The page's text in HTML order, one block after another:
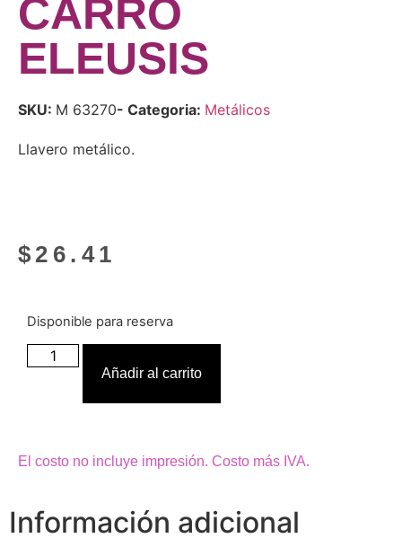
CARRO
ELEUSIS
SKU: M 63270- Categoria: Metálicos
Llavero metálico.
$ 26.41
Disponible para reserva
Añadir al carrito
El costo no incluye impresión. Costo más IVA.
Información adicional